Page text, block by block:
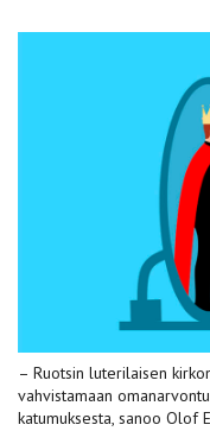
– Ruotsin luterilaisen
vahvistamaan
katumuksesta, sanoo Olof